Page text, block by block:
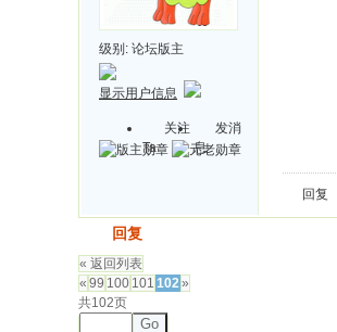
级别: 论坛版主
显示用户信息
关注
Ta
发消
息
回复
回复
« 返回列表
« 99 100 101 102»
共102页
Go